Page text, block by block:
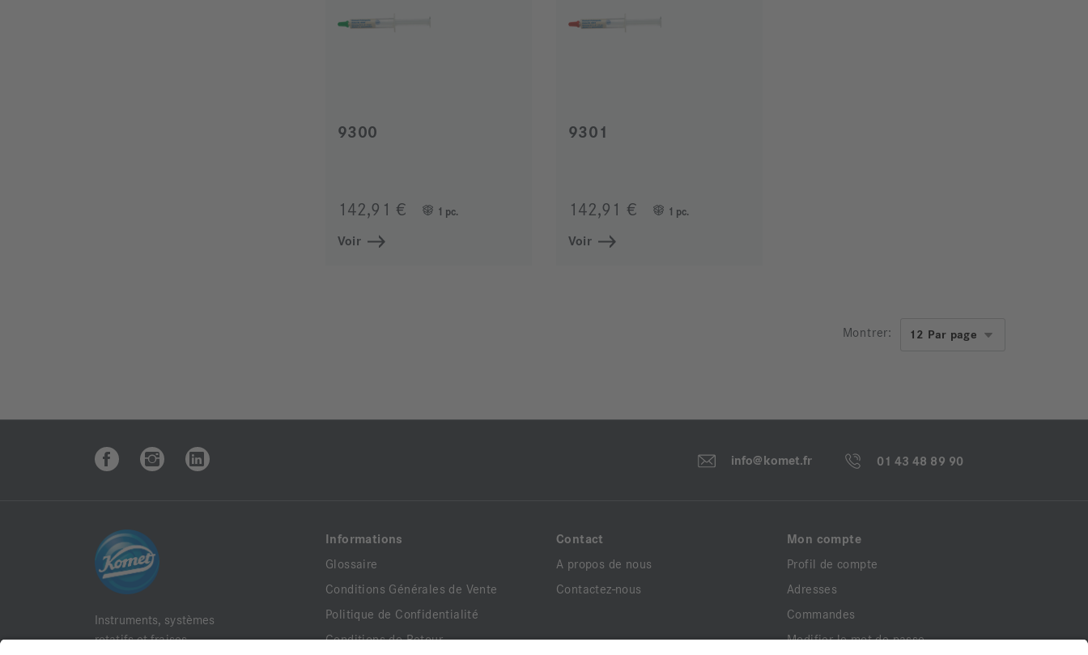
9300
142,91 € 1 pc.
Voir
9301
142,91 € 1 pc.
Voir
Montrer:
info@komet.fr 01 43 48 89 90
Instruments, systèmes
rotatifs et fraises
Informations
Glossaire
Conditions Générales de Vente
Politique de Confidentialité
Conditions de Retour
Contact
A propos de nous
Contactez-nous
Mon compte
Profil de compte
Adresses
Commandes
Modifier le mot de passe